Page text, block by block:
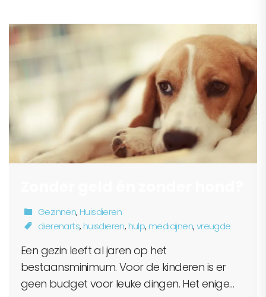
Gezinnen, Huisdieren
dierenarts, huisdieren, hulp, medicijnen,vreugde
Een gezin leeft al jaren op het
bestaansminimum. Voor de kinderen is er
geen budget voor leuke dingen. Het enige…